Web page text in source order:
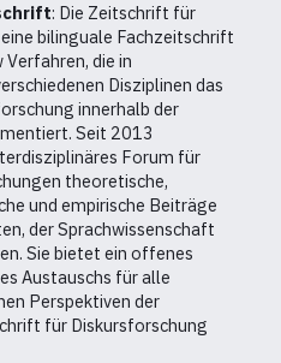
: Die Zeitschrift für
bilinguale Fachzeitschrift
die in
Disziplinen das
innerhalb der
Seit 2013
Forum für
theoretische,
und empirische Beiträge
der Sprachwissenschaft
Sie bietet ein offenes
Austauschs für alle
Perspektiven der
für Diskursforschung